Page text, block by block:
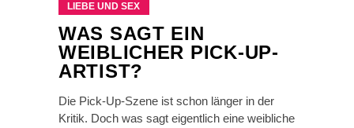
LIEBE UND SEX
WAS SAGT EIN
WEIBLICHER PICK-UP-
ARTIST?
Die Pick-Up-Szene ist schon länger in der
Kritik. Doch was sagt eigentlich eine weibliche